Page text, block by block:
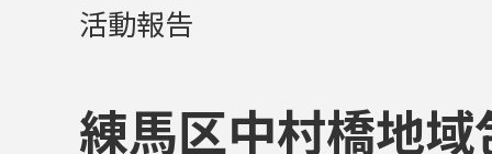
活動報告
練馬区中村橋地